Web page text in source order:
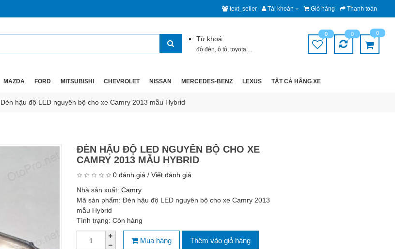
text_seller Tài khoản Giỏ hàng Thanh toán
Từ khoá:
độ đèn,ô tô,toyota ...
0 0 0
MAZDA FORD MITSUBISHI CHEVROLET NISSAN MERCEDES-BENZ LEXUS TẤT CẢ HÃNG XE
Đèn hậu độ LED nguyên bộ cho xe Camry 2013 mẫu Hybrid
ĐÈN HẬU ĐỘ LED NGUYÊN BỘ CHO XE
CAMRY 2013 MẪU HYBRID
0 đánh giá / Viết đánh giá
Nhà sản xuất: Camry
Mã sản phẩm: Đèn hậu độ LED nguyên bộ cho xe Camry 2013
mẫu Hybrid
Tình trạng: Còn hàng
Mua hàng Thêm vào giỏ hàng